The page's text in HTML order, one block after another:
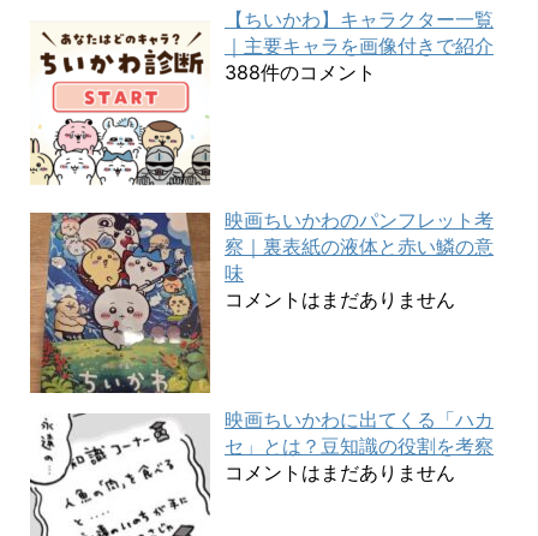
【ちいかわ】キャラクター一覧
｜主要キャラを画像付きで紹介
388件のコメント
映画ちいかわのパンフレット考
察｜裏表紙の液体と赤い鱗の意
味
コメントはまだありません
映画ちいかわに出てくる「ハカ
セ」とは？豆知識の役割を考察
コメントはまだありません